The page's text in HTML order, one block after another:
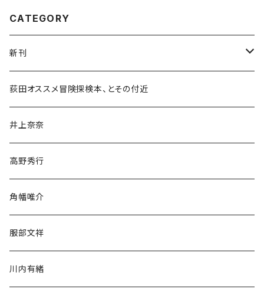
CATEGORY
新刊
和書
文学・小説・物語
随筆・ノンフィクション・その他
荻田オススメ冒険探検本、とその付近
井上奈奈
高野秀行
角幡唯介
服部文祥
川内有緒